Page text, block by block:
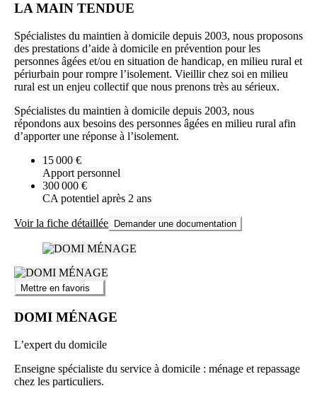
LA MAIN TENDUE
Spécialistes du maintien à domicile depuis 2003, nous proposons
des prestations d’aide à domicile en prévention pour les
personnes âgées et/ou en situation de handicap, en milieu rural et
périurbain pour rompre l’isolement. Vieillir chez soi en milieu
rural est un enjeu collectif que nous prenons très au sérieux.
Spécialistes du maintien à domicile depuis 2003, nous
répondons aux besoins des personnes âgées en milieu rural afin
d’apporter une réponse à l’isolement.
15 000 €
Apport personnel
300 000 €
CA potentiel après 2 ans
Voir la fiche détaillée Demander une documentation
Mettre en favoris
DOMI MÉNAGE
L’expert du domicile
Enseigne spécialiste du service à domicile : ménage et repassage
chez les particuliers.